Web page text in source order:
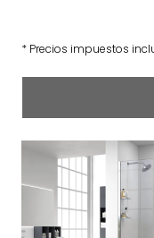
* Precios impuestos